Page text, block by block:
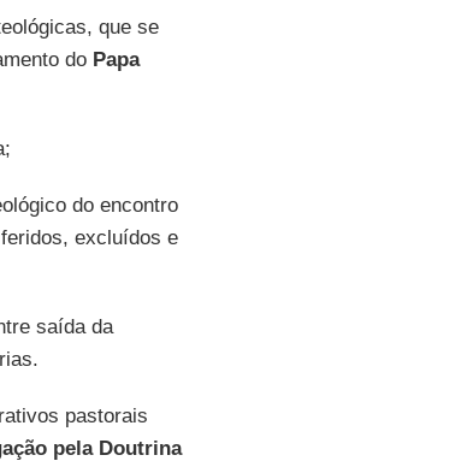
que se
do Papa
do encontro
excluídos e
saída da
pastorais
pela Doutrina